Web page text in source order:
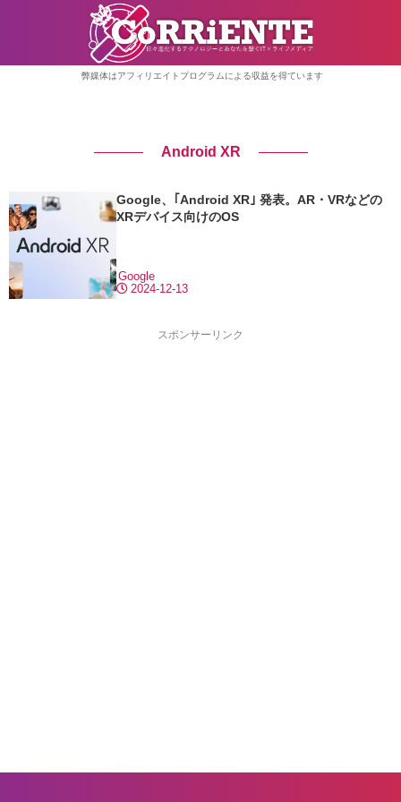
弊媒体はアフィリエイトプログラムによる収益を得ています
Android XR
Google、｢Android XR｣ 発表。AR・VRなどの
XRデバイス向けのOS
2024-12-13
Google
スポンサーリンク